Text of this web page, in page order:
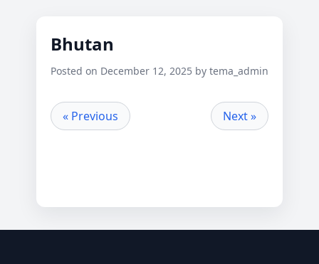
Bhutan
Posted on December 12, 2025 by tema_admin
« Previous Next »